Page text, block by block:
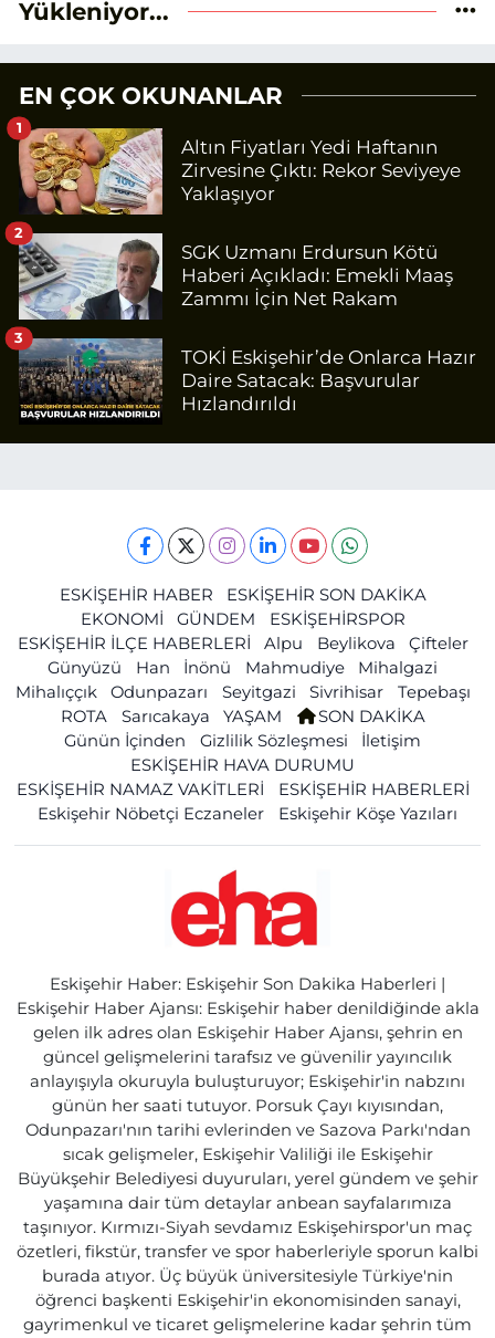
Yükleniyor...
EN ÇOK OKUNANLAR
Altın Fiyatları Yedi Haftanın
Zirvesine Çıktı: Rekor Seviyeye
Yaklaşıyor
1
SGK Uzmanı Erdursun Kötü
Haberi Açıkladı: Emekli Maaş
Zammı İçin Net Rakam
2
TOKİ Eskişehir’de Onlarca Hazır
Daire Satacak: Başvurular
Hızlandırıldı
3
ESKİŞEHİR HABER
ESKİŞEHİR SON DAKİKA
EKONOMİ
GÜNDEM
ESKİŞEHİRSPOR
ESKİŞEHİR İLÇE HABERLERİ
Alpu Beylikova
Çifteler
Günyüzü
Han İnönü Mahmudiye
Mihalgazi
Mihalıççık
Odunpazarı Seyitgazi Sivrihisar
Tepebaşı
ROTA
Sarıcakaya YAŞAM
SON DAKİKA
Günün İçinden
Gizlilik Sözleşmesi
İletişim
ESKİŞEHİR HAVA DURUMU
ESKİŞEHİR NAMAZ VAKİTLERİ
ESKİŞEHİR HABERLERİ
Eskişehir Nöbetçi Eczaneler
Eskişehir Köşe Yazıları
Eskişehir Haber: Eskişehir Son Dakika Haberleri |
Eskişehir Haber Ajansı: Eskişehir haber denildiğinde akla
gelen ilk adres olan Eskişehir Haber Ajansı, şehrin en
güncel gelişmelerini tarafsız ve güvenilir yayıncılık
anlayışıyla okuruyla buluşturuyor; Eskişehir'in nabzını
günün her saati tutuyor. Porsuk Çayı kıyısından,
Odunpazarı'nın tarihi evlerinden ve Sazova Parkı'ndan
sıcak gelişmeler, Eskişehir Valiliği ile Eskişehir
Büyükşehir Belediyesi duyuruları, yerel gündem ve şehir
yaşamına dair tüm detaylar anbean sayfalarımıza
taşınıyor. Kırmızı-Siyah sevdamız Eskişehirspor'un maç
özetleri, fikstür, transfer ve spor haberleriyle sporun kalbi
burada atıyor. Üç büyük üniversitesiyle Türkiye'nin
öğrenci başkenti Eskişehir'in ekonomisinden sanayi,
gayrimenkul ve ticaret gelişmelerine kadar şehrin tüm